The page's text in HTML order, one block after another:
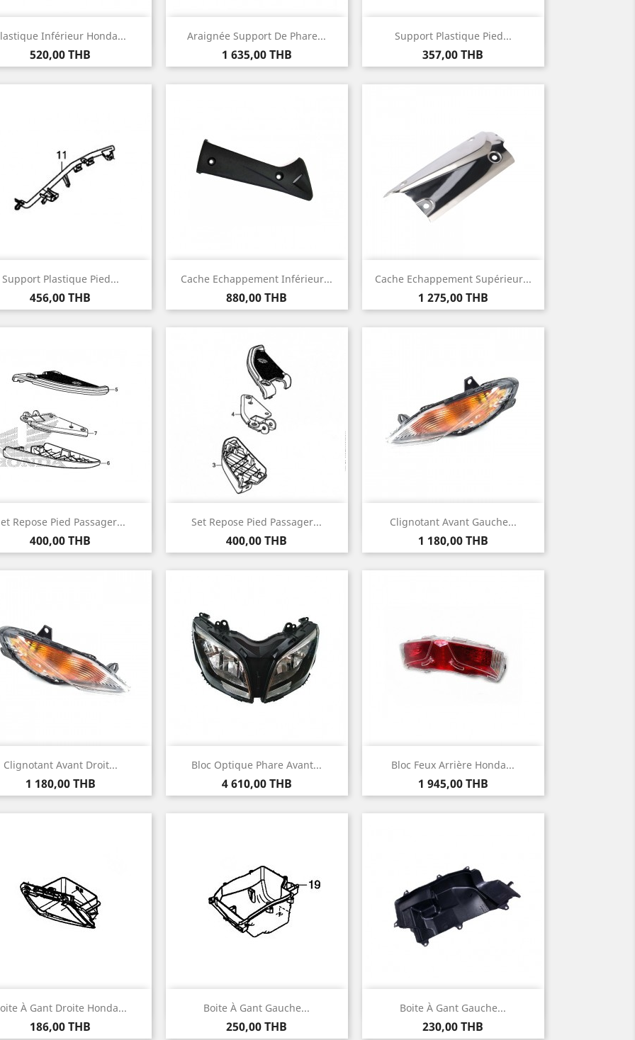
Inférieur Honda...
Prix
520,00 THB
Aperçu rapide Araignée Support De Phare...
Prix
1 635,00 THB
Aperçu rapide Support Plastique Pied...
Prix
357,00 THB
Aperçu rapide
Support Plastique Pied...
Prix
456,00 THB
Aperçu rapide Cache Echappement Inférieur...
Prix
880,00 THB
Aperçu rapide Cache Echappement Supérieur...
Prix
1 275,00 THB
Aperçu rapide
Repose Pied Passager...
Prix
400,00 THB
Aperçu rapide Set Repose Pied Passager...
Prix
400,00 THB
Aperçu rapide Clignotant Avant Gauche...
Prix
1 180,00 THB
Aperçu rapide
Clignotant Avant Droit...
Prix
1 180,00 THB
Aperçu rapide Bloc Optique Phare Avant...
Prix
4 610,00 THB
Aperçu rapide Bloc Feux Arrière Honda...
Prix
1 945,00 THB
Aperçu rapide
À Gant Droite Honda...
Prix
186,00 THB
 Aperçu rapide Boite À Gant Gauche...
Prix
250,00 THB
Aperçu rapide Boite À Gant Gauche...
Prix
230,00 THB
Aperçu rapide